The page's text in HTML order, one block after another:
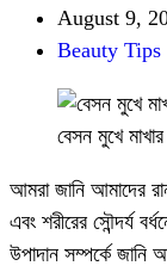
August 9,
Beauty Tips
বেসন মুখে
আমরা জানি আমাদের
এবং শরীরের সৌন্দর্য
উপাদান সম্পর্কে